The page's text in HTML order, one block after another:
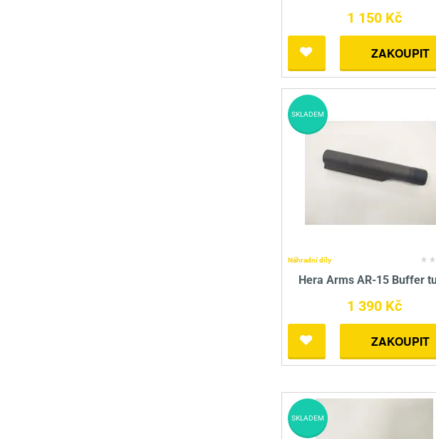
1 150 Kč
ZAKOUPIT
Náhradní díly
Hera Arms AR-15 Buffer
1 390 Kč
ZAKOUPIT
SKLADEM
SKLADEM